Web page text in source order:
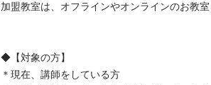
加盟教室は、オフラインやオンラインのお教室
◆【対象の方】
＊現在、講師をしている方